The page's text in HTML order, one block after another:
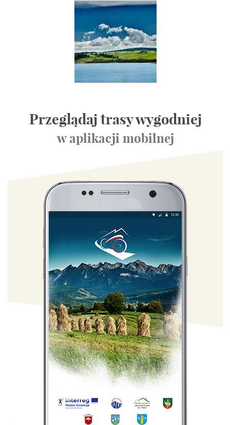
Przeglądaj trasy wygodniej
w aplikacji mobilnej